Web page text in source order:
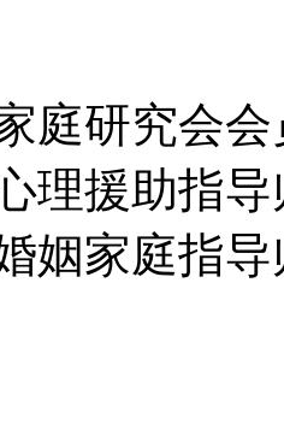
庭研究会会
理援助指导
姻家庭指导